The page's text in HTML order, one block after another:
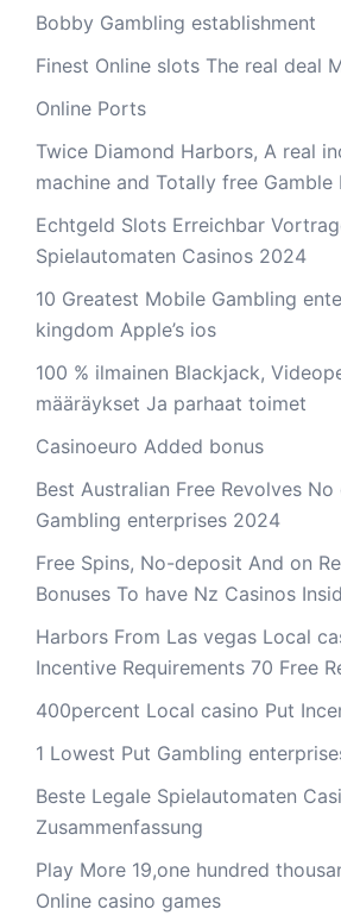
Bobby Gambling establishment
Finest Online slots The real deal
Online Ports
Twice Diamond Harbors, A real
machine and Totally free Gamble
Echtgeld Slots Erreichbar
Spielautomaten Casinos 2024
10 Greatest Mobile Gambling
kingdom Apple’s ios
100 % ilmainen Blackjack,
määräykset Ja parhaat toimet
Casinoeuro Added bonus
Best Australian Free Revolves
Gambling enterprises 2024
Free Spins, No-deposit And on
Bonuses To have Nz Casinos
Harbors From Las vegas Local
Incentive Requirements 70 Free
400percent Local casino Put
1 Lowest Put Gambling
Beste Legale Spielautomaten
Zusammenfassung
Play More 19,one hundred
Online casino games